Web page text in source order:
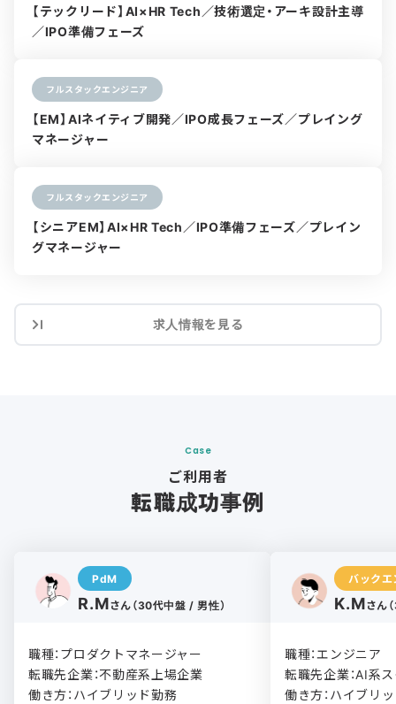
【テックリード】AI×HR Tech／技術選定・アーキ設計主導
／IPO準備フェーズ
フルスタックエンジニア
【EM】AIネイティブ開発／IPO成長フェーズ／プレイング
マネージャー
フルスタックエンジニア
【シニアEM】AI×HR Tech／IPO準備フェーズ／プレイン
グマネージャー
求人情報を見る
Case
ご利用者
転職成功事例
PdM
R.Mさん（30代中盤 / 男性）
職種：プロダクトマネージャー
転職先企業：不動産系上場企業
働き方：ハイブリッド勤務
バック
K.Mさん
職種：エンジニア
転職先企業：AI系
働き方：ハイブリッ